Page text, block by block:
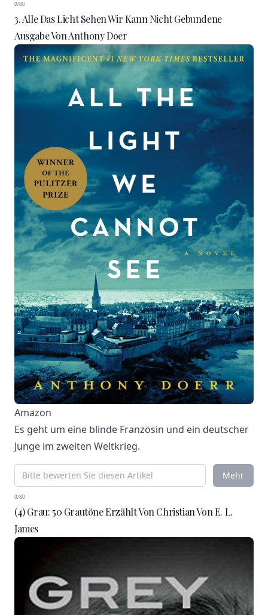
0/80
3. Alle Das Licht Sehen Wir Kann Nicht Gebundene
Ausgabe Von Anthony Doer
Amazon
Es geht um eine blinde Französin und ein deutscher
Junge im zweiten Weltkrieg.
Mehr
0/80
(4) Grau: 50 Grautöne Erzählt Von Christian Von E. L.
James